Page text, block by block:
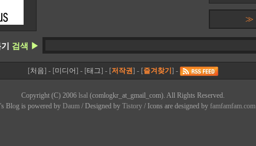
≫
검색 ▶
[처음] - [미디어] - [태그] - [저작권] - [즐겨찾기 ] -
Copyright (C) 2006 lsal(comlogkr_at_gmail_com). All Rights Reserved.
's Blog is powered by Daum/ Designed by Tistory/ Icons are designed by famfamfam.com